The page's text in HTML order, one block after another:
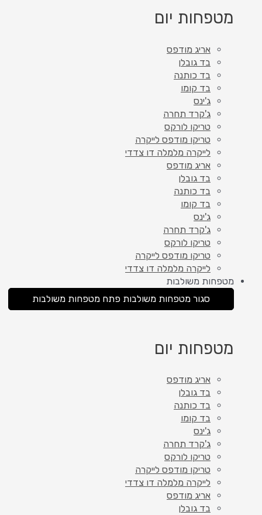
מטפחות יום
אריג מודפס
בד גובלן
בד כותנה
בד קומו
ג'ינס
ג'קרד תחרה
טריקו לורקס
טריקו מודפס לייקרה
לייקרה מלמלה דו צדדי
אריג מודפס
בד גובלן
בד כותנה
בד קומו
ג'ינס
ג'קרד תחרה
טריקו לורקס
טריקו מודפס לייקרה
לייקרה מלמלה דו צדדי
מטפחות משולבות
סגור מטפחות משולבות פתח מטפחות משולבות
מטפחות יום
אריג מודפס
בד גובלן
בד כותנה
בד קומו
ג'ינס
ג'קרד תחרה
טריקו לורקס
טריקו מודפס לייקרה
לייקרה מלמלה דו צדדי
אריג מודפס
בד גובלן